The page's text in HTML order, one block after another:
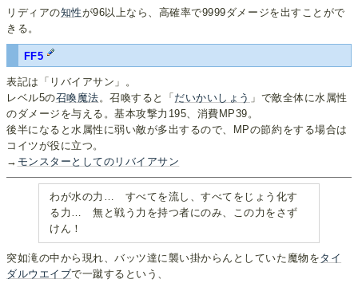
リディアの知性が96以上なら、高確率で9999ダメージを出すことがで
きる。
FF5
表記は「リバイアサン」。
レベル5の召喚魔法。召喚すると「 だいかいしょう 」で敵全体に水属性
のダメージを与える。基本攻撃力195、消費MP39。
後半になると水属性に弱い敵が多出するので、MPの節約をする場合は
コイツが役に立つ。
→ モンスターとしてのリバイアサン
わが水の力… すべてを流し、すべてをじょう化す
る力… 無と戦う力を持つ者にのみ、この力をさず
けん！
突如滝の中から現れ、バッツ達に襲い掛からんとしていた魔物をタイ
ダルウエイブで一蹴するという、